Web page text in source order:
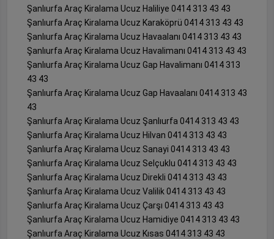
Şanlıurfa Araç Kiralama Ucuz Haliliye 0414 313 43 43
Şanlıurfa Araç Kiralama Ucuz Karaköprü 0414 313 43 43
Şanlıurfa Araç Kiralama Ucuz Havaalanı 0414 313 43 43
Şanlıurfa Araç Kiralama Ucuz Havalimanı 0414 313 43 43
Şanlıurfa Araç Kiralama Ucuz Gap Havalimanı 0414 313
43 43
Şanlıurfa Araç Kiralama Ucuz Gap Havaalanı 0414 313 43
43
Şanlıurfa Araç Kiralama Ucuz Şanlıurfa 0414 313 43 43
Şanlıurfa Araç Kiralama Ucuz Hilvan 0414 313 43 43
Şanlıurfa Araç Kiralama Ucuz Sanayi 0414 313 43 43
Şanlıurfa Araç Kiralama Ucuz Selçuklu 0414 313 43 43
Şanlıurfa Araç Kiralama Ucuz Direkli 0414 313 43 43
Şanlıurfa Araç Kiralama Ucuz Valilik 0414 313 43 43
Şanlıurfa Araç Kiralama Ucuz Çarşı 0414 313 43 43
Şanlıurfa Araç Kiralama Ucuz Hamidiye 0414 313 43 43
Şanlıurfa Araç Kiralama Ucuz Kısas 0414 313 43 43